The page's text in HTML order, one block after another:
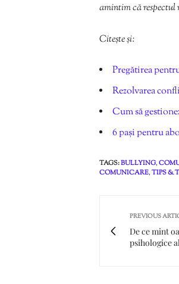
amintim că respectul
Citește și:
Pregătirea
Rezolvarea
Cum să
6 pași pentru
TAGS:BULLYING,
COMUNICARE,TIPS &
PREVIOUS
De ce mint
psihologice